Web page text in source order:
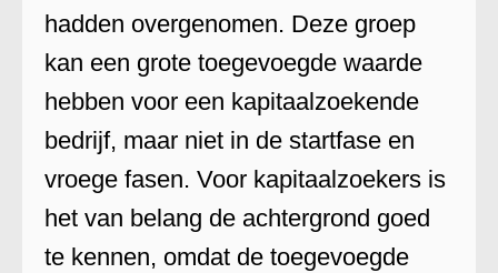
hadden overgenomen. Deze groep
kan een grote toegevoegde waarde
hebben voor een kapitaalzoekende
bedrijf, maar niet in de startfase en
vroege fasen. Voor kapitaalzoekers is
het van belang de achtergrond goed
te kennen, omdat de toegevoegde